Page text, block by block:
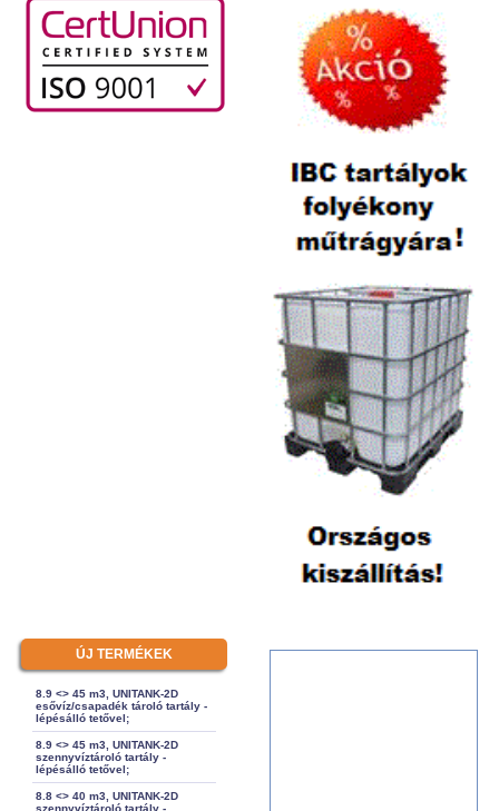
ÚJ TERMÉKEK
8.9 <> 45 m3, UNITANK-2D
esővíz/csapadék tároló tartály -
lépésálló tetővel;
8.9 <> 45 m3, UNITANK-2D
szennyvíztároló tartály -
lépésálló tetővel;
8.8 <> 40 m3, UNITANK-2D
szennyvíztároló tartály -